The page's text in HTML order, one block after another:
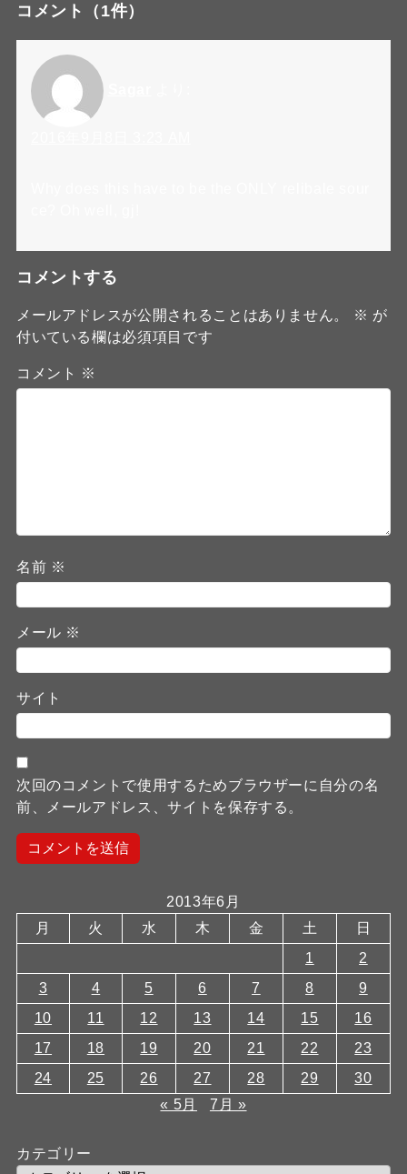
コメント （1件）
コメントする
メールアドレスが公開されることはありません。 ※ が
付いている欄は必須項目です
コメント ※
名前 ※
メール ※
サイト
次回のコメントで使用するためブラウザーに自分の名
前、メールアドレス、サイトを保存する。
2013年6月
月
火 水 木 金 土
日
1
2
3
4 5 6 7 8
9
10
11 12 13 14 15
16
17
18 19 20 21 22
23
24
25 26 27 28 29
30
« 5月
7月 »
カテゴリー